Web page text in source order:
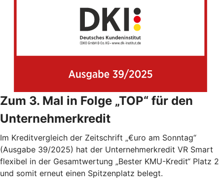
Zum 3. Mal in Folge „TOP“ für den
Unternehmerkredit
Im Kreditvergleich der Zeitschrift „€uro am Sonntag“
(Ausgabe 39/2025) hat der Unternehmerkredit VR Smart
flexibel in der Gesamtwertung „Bester KMU-Kredit“ Platz 2
und somit erneut einen Spitzenplatz belegt.